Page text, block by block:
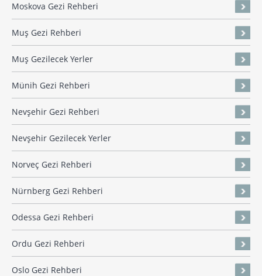
Moskova Gezi Rehberi
Muş Gezi Rehberi
Muş Gezilecek Yerler
Münih Gezi Rehberi
Nevşehir Gezi Rehberi
Nevşehir Gezilecek Yerler
Norveç Gezi Rehberi
Nürnberg Gezi Rehberi
Odessa Gezi Rehberi
Ordu Gezi Rehberi
Oslo Gezi Rehberi